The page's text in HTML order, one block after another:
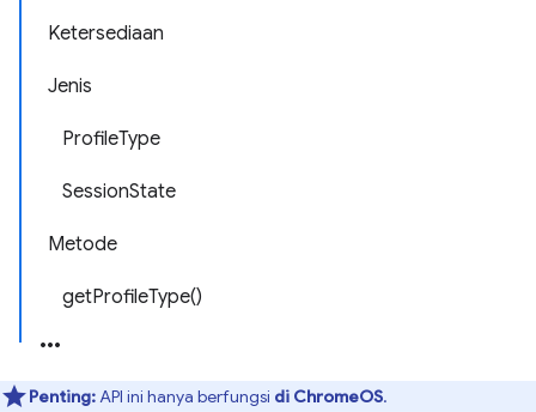
Ketersediaan
Jenis
ProfileType
SessionState
Metode
getProfileType()
Penting:API ini hanya berfungsi di ChromeOS.